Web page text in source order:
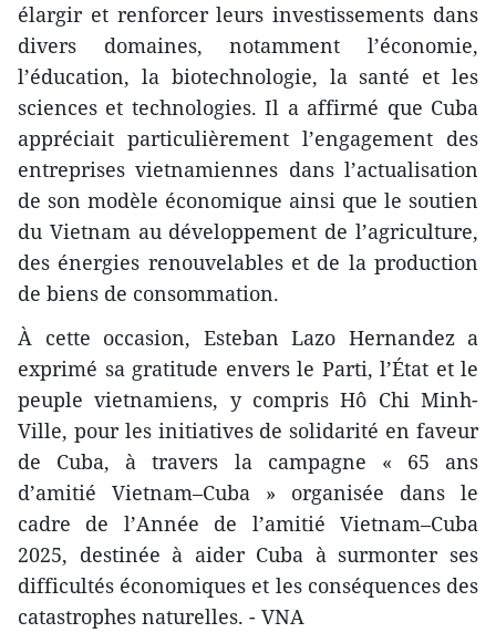
élargir et renforcer leurs investissements dans
divers domaines, notamment l’économie,
l’éducation, la biotechnologie, la santé et les
sciences et technologies. Il a affirmé que Cuba
appréciait particulièrement l’engagement des
entreprises vietnamiennes dans l’actualisation
de son modèle économique ainsi que le soutien
du Vietnam au développement de l’agriculture,
des énergies renouvelables et de la production
de biens de consommation.
À cette occasion, Esteban Lazo Hernandez a
exprimé sa gratitude envers le Parti, l’État et le
peuple vietnamiens, y compris Hô Chi Minh-
Ville, pour les initiatives de solidarité en faveur
de Cuba, à travers la campagne « 65 ans
d’amitié Vietnam–Cuba » organisée dans le
cadre de l’Année de l’amitié Vietnam–Cuba
2025, destinée à aider Cuba à surmonter ses
difficultés économiques et les conséquences des
catastrophes naturelles. - VNA